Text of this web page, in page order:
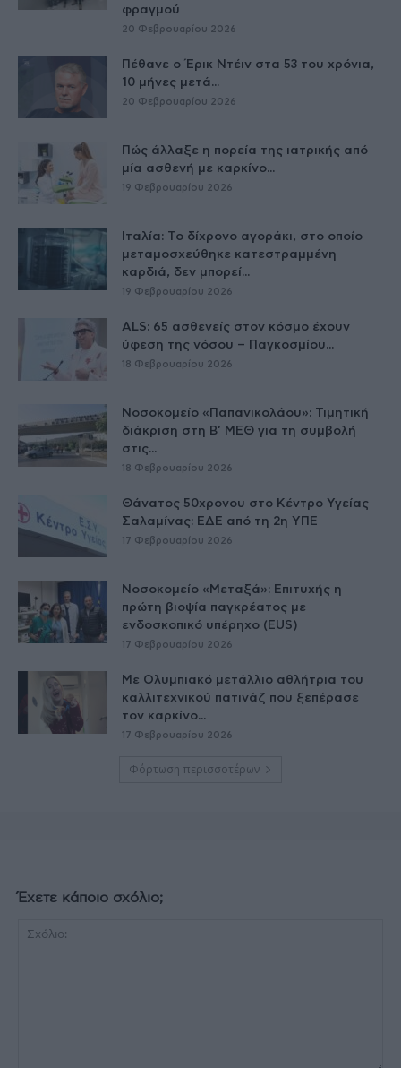
φραγμού
20 Φεβρουαρίου 2026
Πέθανε ο Έρικ Ντέιν στα 53 του χρόνια,
10 μήνες μετά...
20 Φεβρουαρίου 2026
Πώς άλλαξε η πορεία της ιατρικής από
μία ασθενή με καρκίνο...
19 Φεβρουαρίου 2026
Ιταλία: Το δίχρονο αγοράκι, στο οποίο
μεταμοσχεύθηκε κατεστραμμένη
καρδιά, δεν μπορεί...
19 Φεβρουαρίου 2026
ALS: 65 ασθενείς στον κόσμο έχουν
ύφεση της νόσου – Παγκοσμίου...
18 Φεβρουαρίου 2026
Νοσοκομείο «Παπανικολάου»: Τιμητική
διάκριση στη Β’ ΜΕΘ για τη συμβολή
στις...
18 Φεβρουαρίου 2026
Θάνατος 50χρονου στο Κέντρο Υγείας
Σαλαμίνας: ΕΔΕ από τη 2η ΥΠΕ
17 Φεβρουαρίου 2026
Νοσοκομείο «Μεταξά»: Επιτυχής η
πρώτη βιοψία παγκρέατος με
ενδοσκοπικό υπέρηχο (EUS)
17 Φεβρουαρίου 2026
Με Ολυμπιακό μετάλλιο αθλήτρια του
καλλιτεχνικού πατινάζ που ξεπέρασε
τον καρκίνο...
17 Φεβρουαρίου 2026
Φόρτωση περισσοτέρων
Έχετε κάποιο σχόλιο;